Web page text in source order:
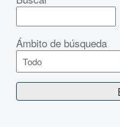
Ámbito de búsqueda